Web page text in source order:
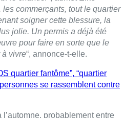
tronçon situé au niveau du
tard, une fois le tunnel reliant
et Anneessens réalisé.
large
complet “de façade à
une voirie centrale
atteindre 14 mètres de
des pistes cyclables,